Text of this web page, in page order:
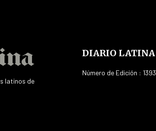
latinos de
DIARIO LATINA
Número de Edición : 1393